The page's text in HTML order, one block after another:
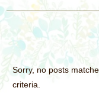
Sorry, no posts
criteria.